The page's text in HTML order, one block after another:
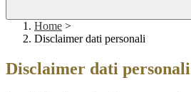
Home >
Disclaimer dati personali
Disclaimer dati personali